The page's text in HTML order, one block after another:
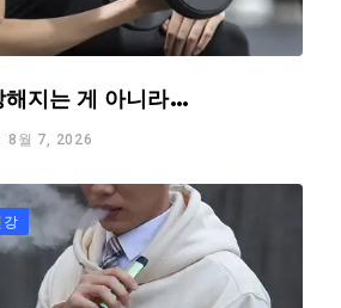
해지는 게 아니라…
8월 7, 2026